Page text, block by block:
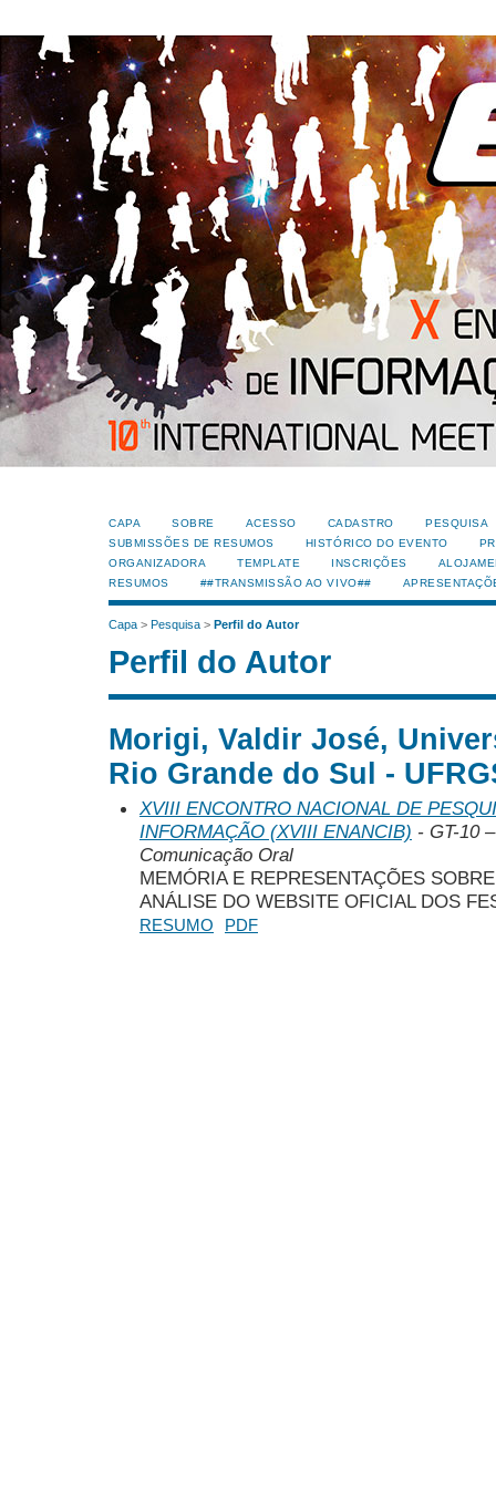
CAPA SOBRE ACESSO CADASTRO
PESQUISA
SUBMISSÕES DE RESUMOS
HISTÓRICO DO EVENTO
ORGANIZADORA
TEMPLATE INSCRIÇÕES
RESUMOS
##TRANSMISSÃO AO VIVO##
Capa > Pesquisa > Perfil do Autor
Perfil do Autor
Morigi, Valdir José,
Rio Grande do Sul -
XVIII ENCONTRO NACIONAL DE
INFORMAÇÃO (XVIII ENANCIB) - GT-10
Comunicação Oral
MEMÓRIA E REPRESENTAÇÕES
ANÁLISE DO WEBSITE OFICIAL DOS
RESUMO PDF